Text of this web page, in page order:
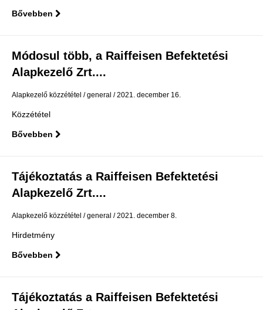
Bővebben
Módosul több, a Raiffeisen Befektetési
Alapkezelő Zrt....
Alapkezelő közzététel general 2021. december 16.
Közzététel
Bővebben
Tájékoztatás a Raiffeisen Befektetési
Alapkezelő Zrt....
Alapkezelő közzététel general 2021. december 8.
Hirdetmény
Bővebben
Tájékoztatás a Raiffeisen Befektetési